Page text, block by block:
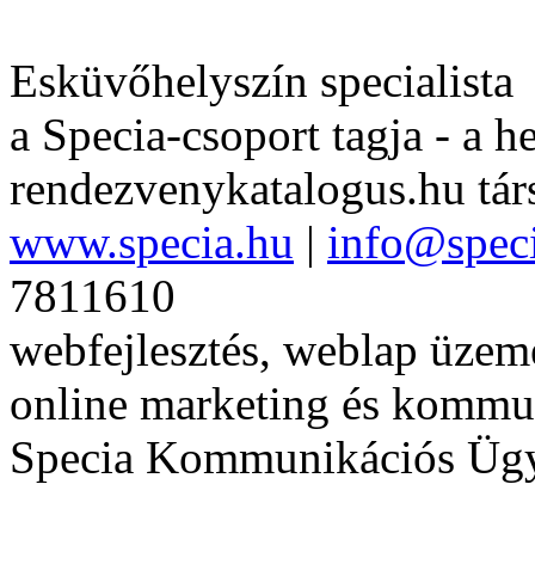
Esküvőhelyszín specialista
a Specia-csoport tagja - a
rendezvenykatalogus.hu
www.specia.hu |
7811610
webfejlesztés, weblap
online marketing és
Specia Kommunikációs